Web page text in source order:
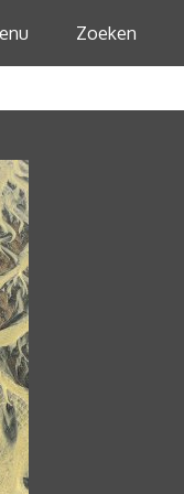
Zoeken